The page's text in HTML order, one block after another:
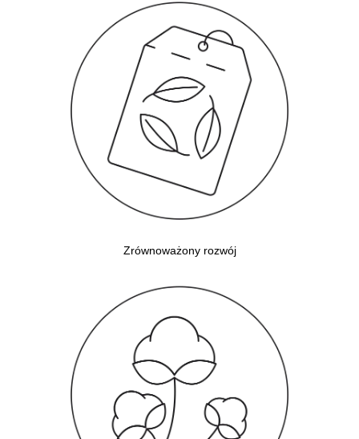
Zrównoważony rozwój